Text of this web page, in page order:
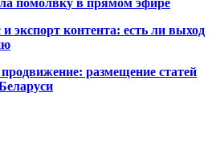
помолвку в прямом эфире
экспорт контента: есть ли выход
размещение статей